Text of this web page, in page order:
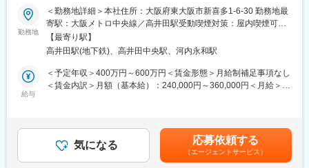
・各拠点との接続環境の運用
・VPNやクラウドサービスの運用・改善
・ベンダーと連携した環境整備
【IT資産管理】
・PCや周辺機器の管理
・Microsoft365など各種アカウント管理
・ソフトウェアライセンス管理
・社内ルールの整備・運用
す.】
産業用太陽光発電システム向けのキュービクル・集電箱など、自
社製品の法人向け提案営業をお任せします。
販売代理店やEPC事業者、エンジニアリング会社、施工会社など
のお客様に対し、課題やニーズをヒアリングしながら最適な製
品・システムを提案します。小規模ソーラーからメガソーラーま
で幅広い案件に携わり、再生可能エネルギーの普及を最前線で支
■具体的には：
・販売代理店、EPC事業者、エンジニアリング会社、施工会社へ
の提案営業
勤務地
＜勤務地詳細＞本社住所：大阪府東大阪市新喜多1-6-30 勤務地最
寄駅：大阪メトロ中央線／高井田駅受動喫煙対策：屋内喫煙可能
場所あり変更の範囲：会社の定める事業所
【最寄り駅】
高井田駅(地下鉄)、高井田中央駅、河内永和駅
給与
＜予定年収＞400万円～600万円＜賃金形態＞月給制補足事項なし
＜賃金内訳＞月額（基本給）：240,000円～360,000円＜月給＞
す）賃金はあくまでも目安の金額であり、選考を通じて上下する
可能性があります。月給(月額)は固定手当を含めた表記です。
気になる 応募依頼する
（エージェントサービス）